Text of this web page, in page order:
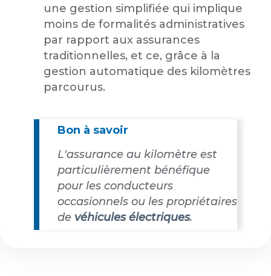
une gestion simplifiée qui implique
moins de formalités administratives
par rapport aux assurances
traditionnelles, et ce, grâce à la
gestion automatique des kilomètres
parcourus.
Bon à savoir
L'assurance au kilomètre est
particulièrement bénéfique
pour les conducteurs
occasionnels ou les propriétaires
de véhicules électriques.